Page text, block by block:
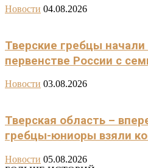
Новости 04.08.2026
Тверские гребцы
первенстве России с
Новости 03.08.2026
Тверская область –
гребцы-юниоры взяли
Новости 05.08.2026